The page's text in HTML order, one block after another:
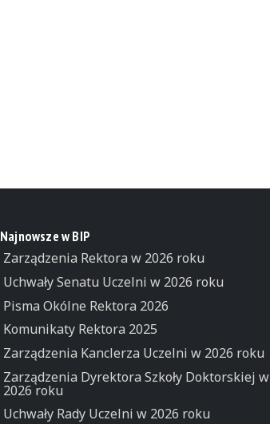
Najnowsze w BIP
Zarządzenia Rektora w 2026 roku
Uchwały Senatu Uczelni w 2026 roku
Pisma Okólne Rektora 2026
Komunikaty Rektora 2025
Zarządzenia Kanclerza Uczelni w 2026 roku
Zarządzenia Dyrektora Szkoły Doktorskiej w
2026 roku
Uchwały Rady Uczelni w 2026 roku